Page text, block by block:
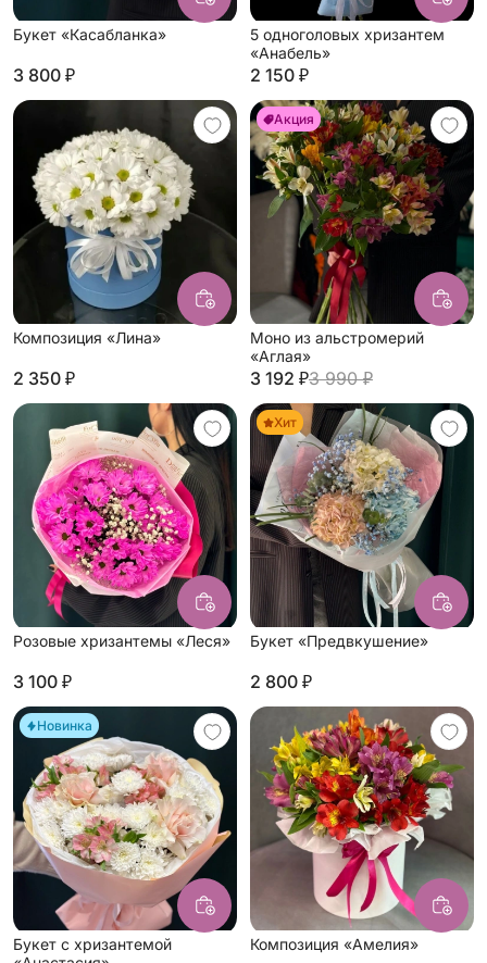
Букет «Касабланка»
3 800 ₽
5 одноголовых хризантем
«Анабель»
2 150 ₽
Композиция «Лина»
2 350 ₽
Акция
Моно из альстромерий
«Аглая»
3 192 ₽3 990 ₽
Розовые хризантемы «Леся»
3 100 ₽
Хит
Букет «Предвкушение»
2 800 ₽
Новинка
Букет с хризантемой
Композиция «Амелия»